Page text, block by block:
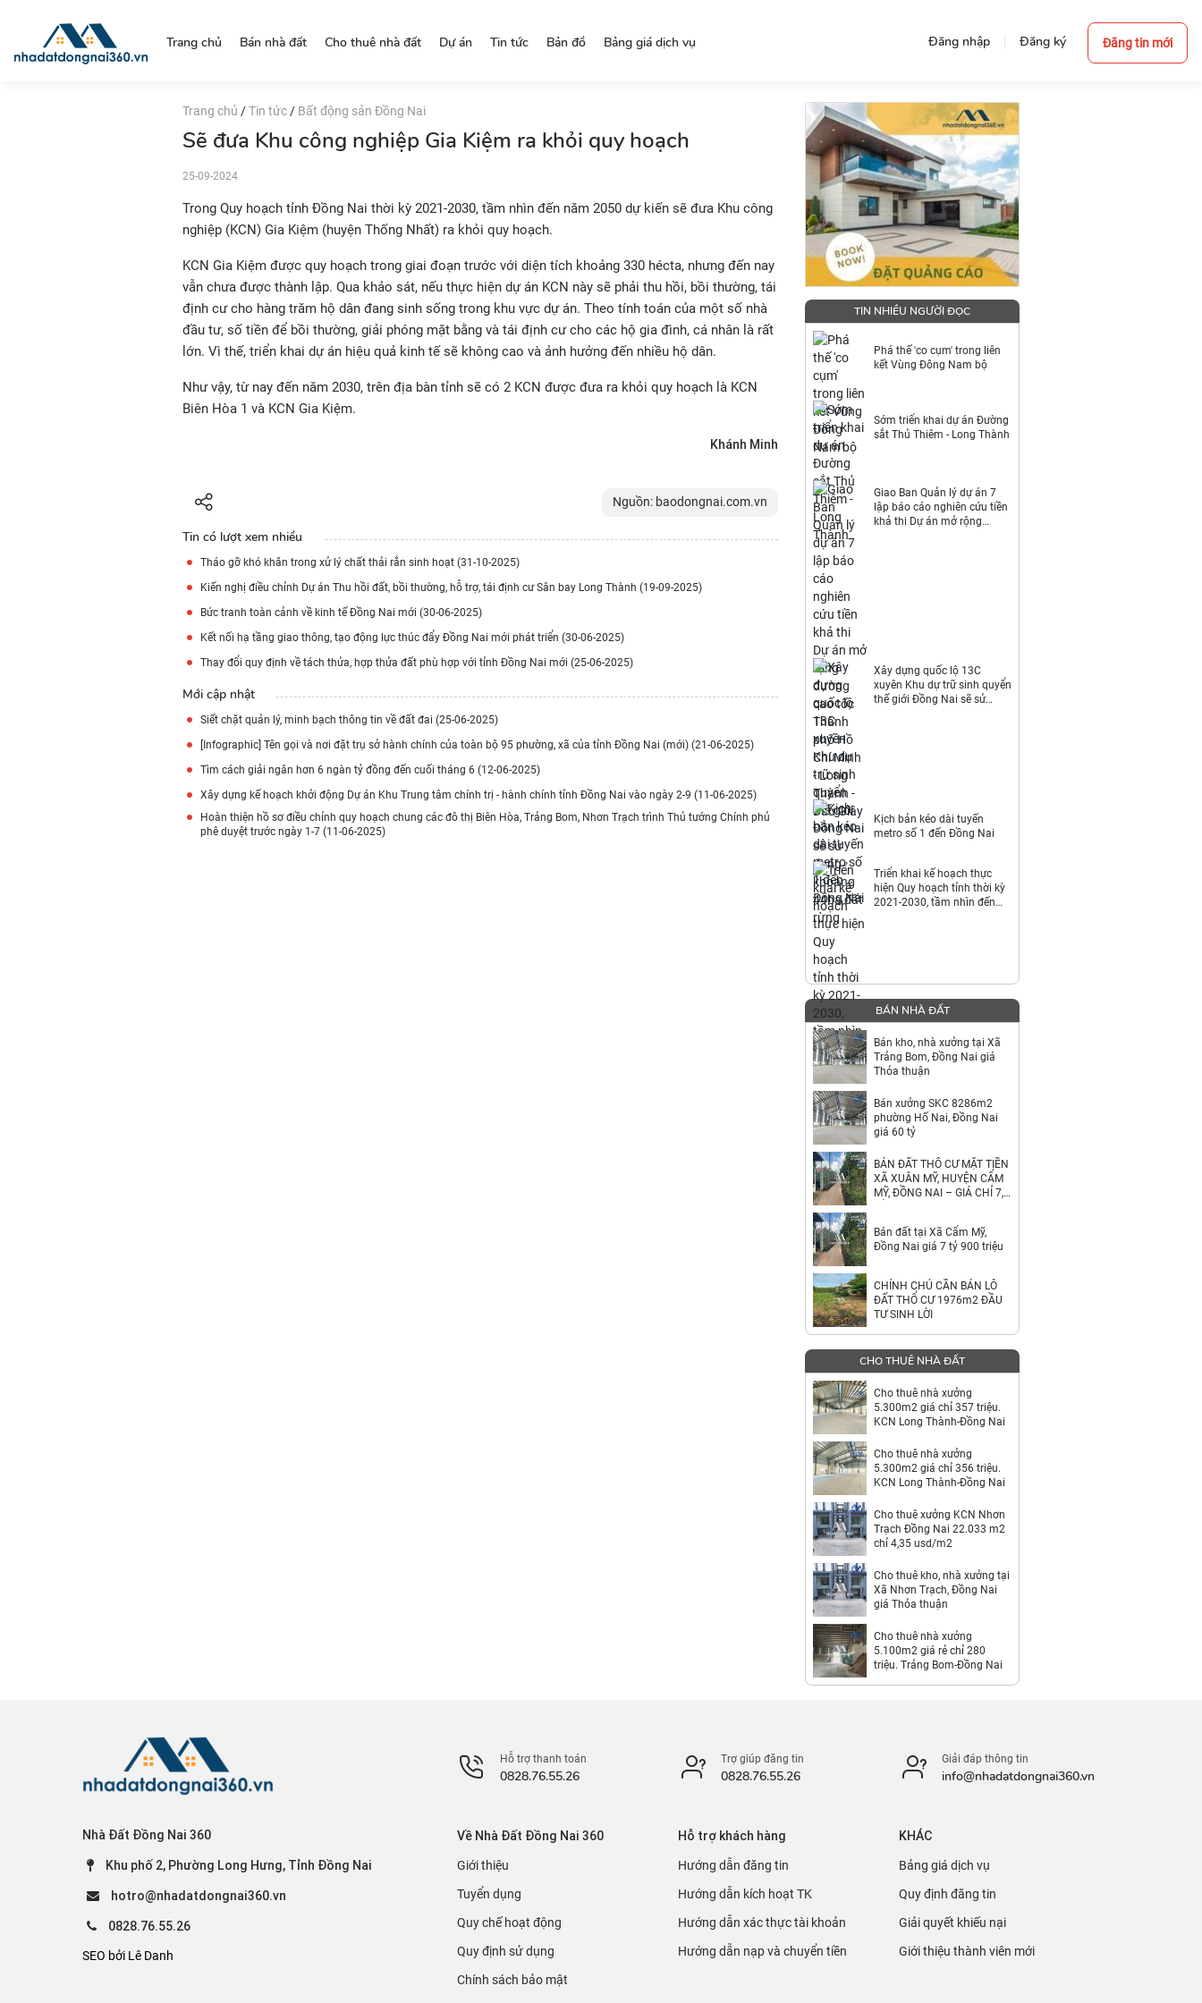
Đăng nhập Đăng ký Đăng tin mới
Trang chủ Bán nhà đất Cho thuê nhà đất Dự án Tin tức Bản đồ Bảng giá dịch vụ
Trang chủ /Tin tức / Bất động sản Đồng Nai
Sẽ đưa Khu công nghiệp Gia Kiệm ra khỏi quy hoạch
25-09-2024
Trong Quy hoạch tỉnh Đồng Nai thời kỳ 2021-2030, tầm nhìn đến năm 2050 dự kiến sẽ đưa Khu công
nghiệp (KCN) Gia Kiệm (huyện Thống Nhất) ra khỏi quy hoạch.
KCN Gia Kiệm được quy hoạch trong giai đoạn trước với diện tích khoảng 330 hécta, nhưng đến nay
vẫn chưa được thành lập. Qua khảo sát, nếu thực hiện dự án KCN này sẽ phải thu hồi, bồi thường, tái
định cư cho hàng trăm hộ dân đang sinh sống trong khu vực dự án. Theo tính toán của một số nhà
đầu tư, số tiền để bồi thường, giải phóng mặt bằng và tái định cư cho các hộ gia đình, cá nhân là rất
lớn. Vì thế, triển khai dự án hiệu quả kinh tế sẽ không cao và ảnh hưởng đến nhiều hộ dân.
Như vậy, từ nay đến năm 2030, trên địa bàn tỉnh sẽ có 2 KCN được đưa ra khỏi quy hoạch là KCN
Biên Hòa 1 và KCN Gia Kiệm.
Khánh Minh
Nguồn: baodongnai.com.vn
Tin có lượt xem nhiều
Tháo gỡ khó khăn trong xử lý chất thải rắn sinh hoạt (31-10-2025)
Kiến nghị điều chỉnh Dự án Thu hồi đất, bồi thường, hỗ trợ, tái định cư Sân bay Long Thành (19-09-2025)
Bức tranh toàn cảnh về kinh tế Đồng Nai mới (30-06-2025)
Kết nối hạ tầng giao thông, tạo động lực thúc đẩy Đồng Nai mới phát triển (30-06-2025)
Thay đổi quy định về tách thửa, hợp thửa đất phù hợp với tỉnh Đồng Nai mới (25-06-2025)
Mới cập nhật
Siết chặt quản lý, minh bạch thông tin về đất đai (25-06-2025)
[Infographic] Tên gọi và nơi đặt trụ sở hành chính của toàn bộ 95 phường, xã của tỉnh Đồng Nai (mới) (21-06-2025)
Tìm cách giải ngân hơn 6 ngàn tỷ đồng đến cuối tháng 6 (12-06-2025)
Xây dựng kế hoạch khởi động Dự án Khu Trung tâm chính trị - hành chính tỉnh Đồng Nai vào ngày 2-9 (11-06-2025)
Hoàn thiện hồ sơ điều chỉnh quy hoạch chung các đô thị Biên Hòa, Trảng Bom, Nhơn Trạch trình Thủ tướng Chính phủ
phê duyệt trước ngày 1-7 (11-06-2025)
TIN NHIỀU NGƯỜI ĐỌC
Phá thế 'co cụm' trong liên
kết Vùng Đông Nam bộ
Sớm triển khai dự án Đường
sắt Thủ Thiêm - Long Thành
Giao Ban Quản lý dự án 7
lập báo cáo nghiên cứu tiền
khả thi Dự án mở rộng
Xây dựng quốc lộ 13C
xuyên Khu dự trữ sinh quyển
thế giới Đồng Nai sẽ sử
Kịch bản kéo dài tuyến
metro số 1 đến Đồng Nai
Triển khai kế hoạch thực
hiện Quy hoạch tỉnh thời kỳ
2021-2030, tầm nhìn đến
BÁN NHÀ ĐẤT
Bán kho, nhà xưởng tại Xã
Trảng Bom, Đồng Nai giá
Thỏa thuận
Bán xưởng SKC 8286m2
phường Hố Nai, Đồng Nai
giá 60 tỷ
BÁN ĐẤT THỔ CƯ MẶT TIỀN
XÃ XUÂN MỸ, HUYỆN CẨM
MỸ, ĐỒNG NAI – GIÁ CHỈ 7,9
Bán đất tại Xã Cẩm Mỹ,
Đồng Nai giá 7 tỷ 900 triệu
CHÍNH CHỦ CẦN BÁN LÔ
ĐẤT THỔ CƯ 1976m2 ĐẦU
TƯ SINH LỜI
CHO THUÊ NHÀ ĐẤT
Cho thuê nhà xưởng
5.300m2 giá chỉ 357 triệu.
KCN Long Thành-Đồng Nai
Cho thuê nhà xưởng
5.300m2 giá chỉ 356 triệu.
KCN Long Thành-Đồng Nai
Cho thuê xưởng KCN Nhơn
Trạch Đồng Nai 22.033 m2
chỉ 4,35 usd/m2
Cho thuê kho, nhà xưởng tại
Xã Nhơn Trạch, Đồng Nai
giá Thỏa thuận
Cho thuê nhà xưởng
5.100m2 giá rẻ chỉ 280
triệu. Trảng Bom-Đồng Nai
Nhà Đất Đồng Nai 360
Khu phố 2, Phường Long Hưng, Tỉnh Đồng Nai
hotro@nhadatdongnai360.vn
0828.76.55.26
SEO bởi Lê Danh
Hỗ trợ thanh toán
0828.76.55.26
Trợ giúp đăng tin
0828.76.55.26
Giải đáp thông tin
info@nhadatdongnai360.vn
Về Nhà Đất Đồng Nai 360
Giới thiệu
Tuyển dụng
Quy chế hoạt động
Quy định sử dụng
Chính sách bảo mật
Hỗ trợ khách hàng
Hướng dẫn đăng tin
Hướng dẫn kích hoạt TK
Hướng dẫn xác thực tài khoản
Hướng dẫn nạp và chuyển tiền
KHÁC
Bảng giá dịch vụ
Quy định đăng tin
Giải quyết khiếu nại
Giới thiệu thành viên mới